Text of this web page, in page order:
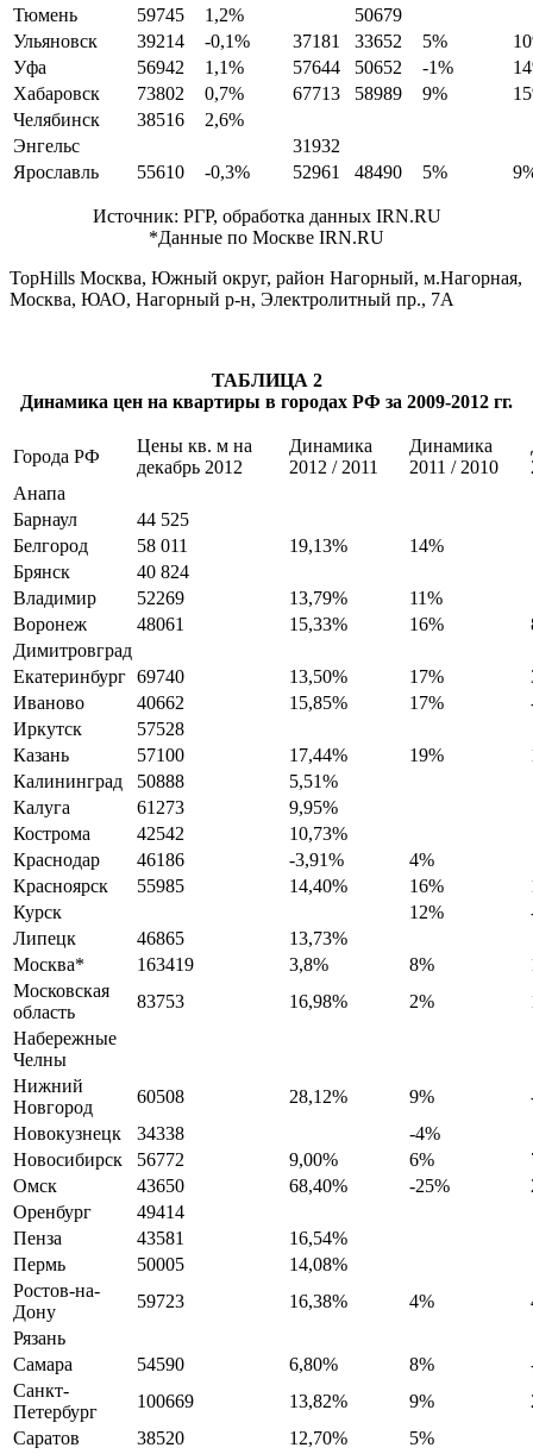
Тюмень
59745 1,2%
50679
Ульяновск
39214 -0,1% 37181 33652 5%
Уфа
56942 1,1% 57644 50652 -1%
Хабаровск
73802 0,7% 67713 58989 9%
Челябинск
38516
2,6%
Энгельс
31932
Ярославль
55610 -0,3% 52961 48490 5%
Источник: РГР, обработка данных IRN.RU
*Данные по Москве IRN.RU
TopHills Москва, Южный округ, район Нагорный, м.Нагорная,
Москва, ЮАО, Нагорный р-н, Электролитный пр., 7А
ТАБЛИЦА 2
Динамика цен на квартиры в городах РФ за 2009-2012 гг.
Города РФ
Цены кв. м на
декабрь 2012
Динамика
2012 / 2011
Динамика
2011 / 2010
Анапа
Барнаул
44 525
Белгород
58 011 19,13%
14%
Брянск
40 824
Владимир
52269 13,79%
11%
Воронеж
48061 15,33% 16%
Димитровград
Екатеринбург 69740 13,50% 17%
Иваново
40662 15,85% 17%
Иркутск
57528
Казань
57100 17,44% 19%
Калининград
50888
5,51%
Калуга
61273
9,95%
Кострома
42542
10,73%
Краснодар
46186 -3,91%
4%
Красноярск
55985 14,40% 16%
Курск
12%
Липецк
46865
13,73%
Москва*
163419 3,8% 8%
Московская
область
83753 16,98% 2%
Набережные
Челны
Нижний
Новгород
60508 28,12% 9%
Новокузнецк
34338
-4%
Новосибирск
56772 9,00% 6%
Омск
43650 68,40% -25%
Оренбург
49414
Пенза
43581
16,54%
Пермь
50005
14,08%
Ростов-на-
Дону
59723 16,38% 4%
Рязань
Самара
54590 6,80% 8%
Санкт-
Петербург
100669 13,82% 9%
Саратов
38520 12,70%
5%